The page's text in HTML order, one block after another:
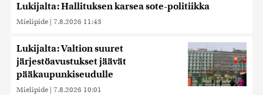
Lukijalta: Hallituksen karsea sote-politiikka
Mielipide | 7.8.2026 11:43
Lukijalta: Valtion suuret
järjestöavustukset jäävät
pääkaupunkiseudulle
Mielipide | 7.8.2026 10:01